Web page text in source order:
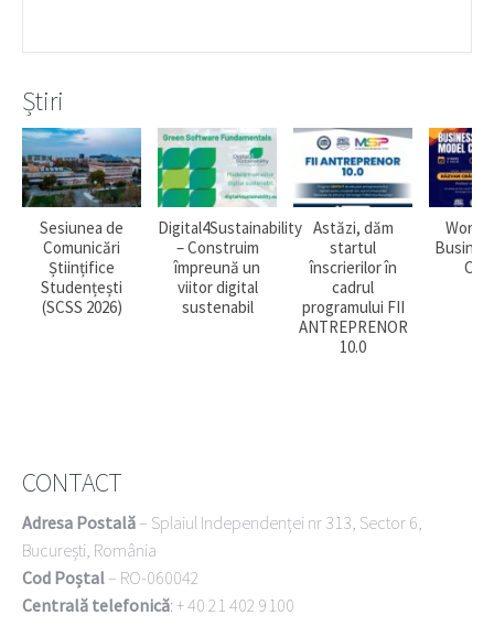
Știri
Sesiunea de
Comunicări
Științifice
Studențești
(SCSS 2026)
Digital4Sustainability
– Construim
împreună un
viitor digital
sustenabil
Astăzi, dăm
startul
înscrierilor în
cadrul
programului FII
ANTREPRENOR
10.0
CONTACT
Adresa Postală – Splaiul Independenței nr 313, Sector 6,
București, România
Cod Poștal – RO-060042
Centrală telefonică: + 40 21 402 9100